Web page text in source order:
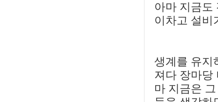
아마 지금도
이차고 설비
생계를 유지
져다 장마당
마 지금은